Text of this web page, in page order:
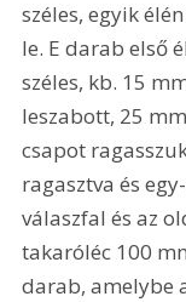
széles, egyik
le. E darab első
széles, kb. 15
leszabott, 25
csapot
ragasztva és
válaszfal és az
takaróléc 100
darab, amelybe